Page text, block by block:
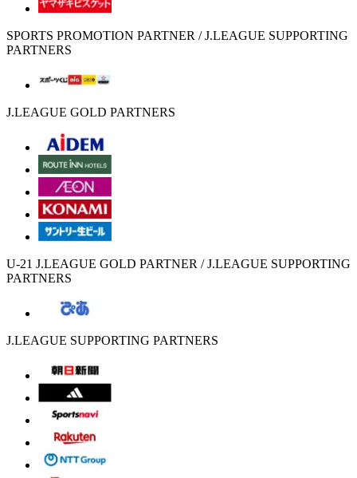
SPORTS PROMOTION PARTNER / J.LEAGUE SUPPORTING
PARTNERS
J.LEAGUE GOLD PARTNERS
U-21 J.LEAGUE GOLD PARTNER / J.LEAGUE SUPPORTING
PARTNERS
J.LEAGUE SUPPORTING PARTNERS